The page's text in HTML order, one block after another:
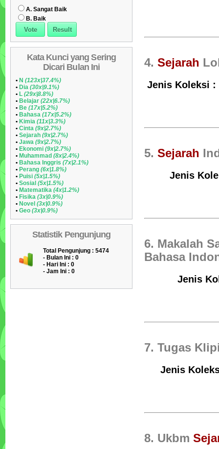
A. Sangat Baik
B. Baik
Kata Kunci yang Sering
Dicari Bulan Ini
• N (123x|37.4%)
• Dia (30x|9.1%)
• L (29x|8.8%)
• Belajar (22x|6.7%)
• Be (17x|5.2%)
• Bahasa (17x|5.2%)
• Kimia (11x|3.3%)
• Cinta (9x|2.7%)
• Sejarah (9x|2.7%)
• Jawa (9x|2.7%)
• Ekonomi (9x|2.7%)
• Muhammad (8x|2.4%)
• Bahasa Inggris (7x|2.1%)
• Perang (6x|1.8%)
• Puisi (5x|1.5%)
• Sosial (5x|1.5%)
• Matematika (4x|1.2%)
• Fisika (3x|0.9%)
• Novel (3x|0.9%)
• Geo (3x|0.9%)
Statistik Pengunjung
Total Pengunjung : 5474
- Bulan Ini : 0
- Hari Ini : 0
- Jam Ini : 0
4. Sejarah
Jenis Koleksi :
5. Sejarah
Jenis
6. Makalah
Bahasa
Jenis
7. Tugas
Jenis
8. Ukbm